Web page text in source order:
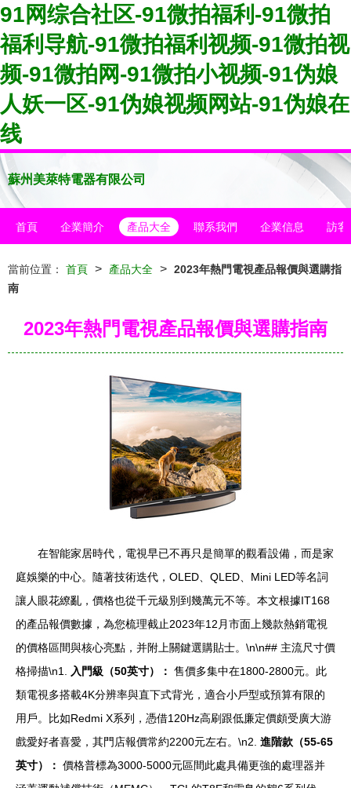
91网综合社区-91微拍福利-91微拍
福利导航-91微拍福利视频-91微拍视
频-91微拍网-91微拍小视频-91伪娘
人妖一区-91伪娘视频网站-91伪娘在
线
蘇州美萊特電器有限公司
首頁 企業簡介 產品大全 聯系我們 企業信息 訪客
當前位置： 首頁 > 產品大全 > 2023年熱門電視產品報價與選購指
南
2023年熱門電視產品報價與選購指南
在智能家居時代，電視早已不再只是簡單的觀看設備，而是家
庭娛樂的中心。隨著技術迭代，OLED、QLED、Mini LED等名詞
讓人眼花繚亂，價格也從千元級別到幾萬元不等。本文根據IT168
的產品報價數據，為您梳理截止2023年12月市面上幾款熱銷電視
的價格區間與核心亮點，并附上關鍵選購貼士。\n\n## 主流尺寸價
格掃描\n1.
入門級（50英寸）： 售價多集中在1800-2800元。此
類電視多搭載4K分辨率與直下式背光，適合小戶型或預算有限的
用戶。比如Redmi X系列，憑借120Hz高刷跟低廉定價頗受廣大游
戲愛好者喜愛，其門店報價常約2200元左右。\n2. 進階款（55-65
英寸）： 價格普標為3000-5000元區間此處具備更強的處理器并